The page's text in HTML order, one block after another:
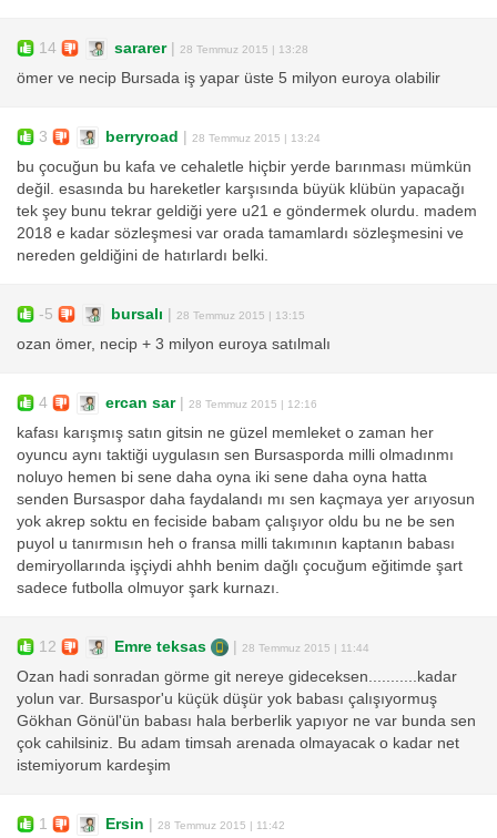
14 sararer| 28 Temmuz 2015 | 13:28
ömer ve necip Bursada iş yapar üste 5 milyon euroya olabilir
3 berryroad 28 Temmuz 2015 | 13:24
bu çocuğun bu kafa ve cehaletle hiçbir yerde barınması mümkün
değil. esasında bu hareketler karşısında büyük klübün yapacağı
tek şey bunu tekrar geldiği yere u21 e göndermek olurdu. madem
2018 e kadar sözleşmesi var orada tamamlardı sözleşmesini ve
nereden geldiğini de hatırlardı belki.
-5 bursalı 28 Temmuz 2015 | 13:15
ozan ömer, necip + 3 milyon euroya satılmalı
4 ercan sar| 28 Temmuz 2015 | 12:16
kafası karışmış satın gitsin ne güzel memleket o zaman her
oyuncu aynı taktiği uygulasın sen Bursasporda milli olmadınmı
noluyo hemen bi sene daha oyna iki sene daha oyna hatta
senden Bursaspor daha faydalandı mı sen kaçmaya yer arıyosun
yok akrep soktu en feciside babam çalışıyor oldu bu ne be sen
puyol u tanırmısın heh o fransa milli takımının kaptanın babası
demiryollarında işçiydi ahhh benim dağlı çocuğum eğitimde şart
sadece futbolla olmuyor şark kurnazı.
12 Emre teksas 28 Temmuz 2015 | 11:44
Ozan hadi sonradan görme git nereye gideceksen...........kadar
yolun var. Bursaspor'u küçük düşür yok babası çalışıyormuş
Gökhan Gönül'ün babası hala berberlik yapıyor ne var bunda sen
çok cahilsiniz. Bu adam timsah arenada olmayacak o kadar net
istemiyorum kardeşim
1 Ersin 28 Temmuz 2015 | 11:42